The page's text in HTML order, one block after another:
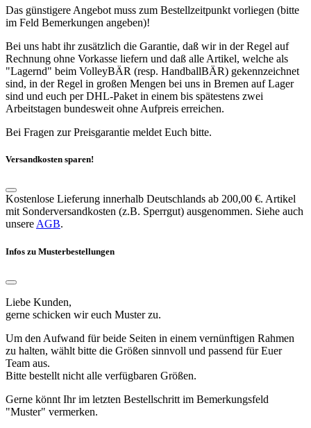
Das günstigere Angebot muss zum Bestellzeitpunkt vorliegen (bitte
im Feld Bemerkungen angeben)!
Bei uns habt ihr zusätzlich die Garantie, daß wir in der Regel auf
Rechnung ohne Vorkasse liefern und daß alle Artikel, welche als
"Lagernd" beim VolleyBÄR (resp. HandballBÄR) gekennzeichnet
sind, in der Regel in großen Mengen bei uns in Bremen auf Lager
sind und euch per DHL-Paket in einem bis spätestens zwei
Arbeitstagen bundesweit ohne Aufpreis erreichen.
Bei Fragen zur Preisgarantie meldet Euch bitte.
Versandkosten sparen!
Kostenlose Lieferung innerhalb Deutschlands ab 200,00 €. Artikel
mit Sonderversandkosten (z.B. Sperrgut) ausgenommen. Siehe auch
unsere AGB.
Infos zu Musterbestellungen
Liebe Kunden,
gerne schicken wir euch Muster zu.
Um den Aufwand für beide Seiten in einem vernünftigen Rahmen
zu halten, wählt bitte die Größen sinnvoll und passend für Euer
Team aus.
Bitte bestellt nicht alle verfügbaren Größen.
Gerne könnt Ihr im letzten Bestellschritt im Bemerkungsfeld
"Muster" vermerken.